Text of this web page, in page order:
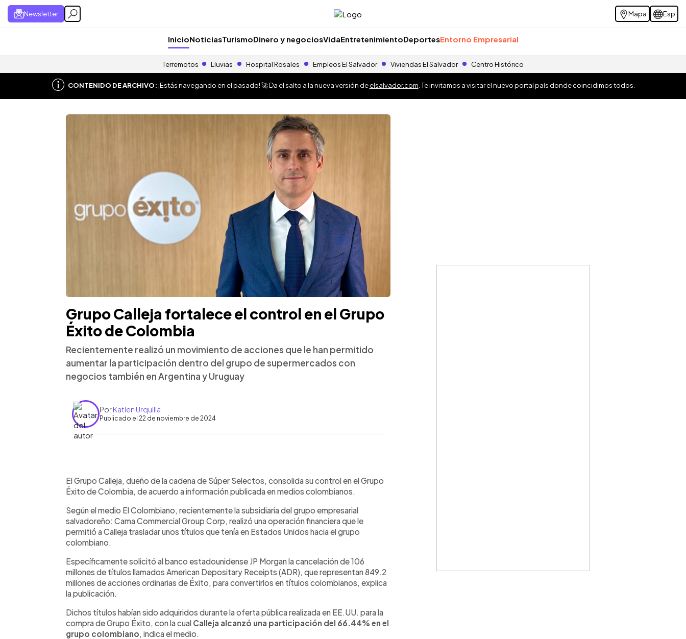
Newsletter Mapa Esp
InicioNoticiasTurismoDinero y negociosVidaEntretenimientoDeportesEntorno Empresarial
Terremotos Lluvias Hospital Rosales Empleos El Salvador Viviendas El Salvador Centro Histórico
CONTENIDO DE ARCHIVO:¡Estás navegando en el pasado! 🚀 Da el salto a la nueva versión deelsalvador.com . Te invitamos a visitar el nuevo portal país donde coincidimos todos.
Grupo Calleja fortalece el control en el Grupo
Éxito de Colombia
Recientemente realizó un movimiento de acciones que le han permitido
aumentar la participación dentro del grupo de supermercados con
negocios también en Argentina y Uruguay
PorKatlen Urquilla
Publicado el 22 de noviembre de 2024
► Escuchar artículo
El Grupo Calleja, dueño de la cadena de Súper Selectos, consolida su control en el Grupo
Éxito de Colombia, de acuerdo a información publicada en medios colombianos.
Según el medio El Colombiano, recientemente la subsidiaria del grupo empresarial
salvadoreño: Cama Commercial Group Corp, realizó una operación financiera que le
permitió a Calleja trasladar unos títulos que tenía en Estados Unidos hacia el grupo
colombiano.
Específicamente solicitó al banco estadounidense JP Morgan la cancelación de 106
millones de títulos llamados American Depositary Receipts (ADR), que representan 849.2
millones de acciones ordinarias de Éxito, para convertirlos en títulos colombianos, explica
la publicación.
Dichos títulos habían sido adquiridos durante la oferta pública realizada en EE.UU. para la
compra de Grupo Éxito, con la cual Calleja alcanzó una participación del 66.44% en el
grupo colombiano , indica el medio.